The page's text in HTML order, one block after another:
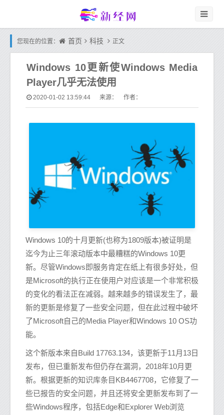
您现在的位置： 首页 科技 正文
Windows 10更新使Windows Media
Player几乎无法使用
2020-01-02 13:59:44 来源： 作者：
Windows 10的十月更新(也称为1809版本)被证明是
迄今为止三年滚动版本中最糟糕的Windows 10更
新。尽管Windows即服务肯定在纸上有很多好处，但
是Microsoft的执行正在使用户对应该是一个非常积极
的变化的看法正在减弱。越来越多的错误发生了，最
新的更新是修复了一些安全问题，但在此过程中破坏
了Microsoft自己的Media Player和Windows 10 OS功
能。
这个新版本来自Build 17763.134，该更新于11月13日
发布，但已重新发布但仍存在漏洞，2018年10月更
新。根据更新的知识库条目KB4467708，它修复了一
些已报告的安全问题，并且还将安全更新发布到了一
些Windows程序，包括Edge和Explorer Web浏览